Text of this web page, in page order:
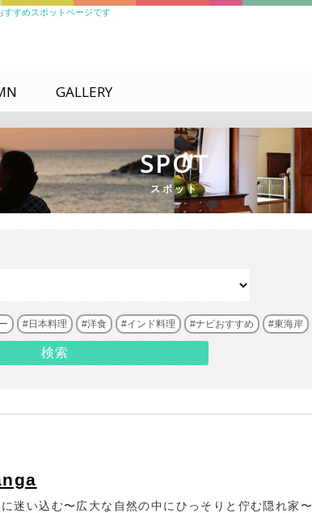
すすめスポットページです
GALLERY
SPOT
スポット
日本料理 洋食 インド料理 ナビおすすめ 東海岸
迷い込む〜広大な自然の中にひっそりと佇む隠れ家〜